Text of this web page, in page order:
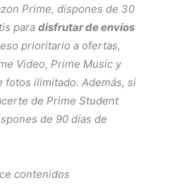
Prime, dispones de 30
para disfrutar de envíos
prioritario a ofertas,
Video, Prime Music y
fotos ilimitado. Además, si
de Prime Student
de 90 días de
contenidos